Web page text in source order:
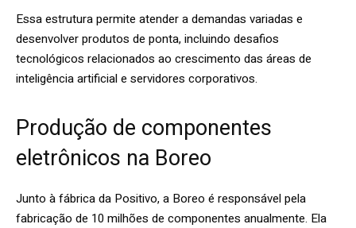
Essa estrutura permite atender a demandas variadas e
desenvolver produtos de ponta, incluindo desafios
tecnológicos relacionados ao crescimento das áreas de
inteligência artificial e servidores corporativos.
Produção de componentes
eletrônicos na Boreo
Junto à fábrica da Positivo, a Boreo é responsável pela
fabricação de 10 milhões de componentes anualmente. Ela